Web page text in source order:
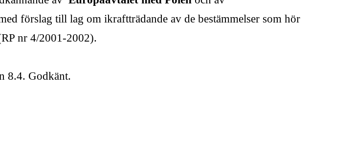
förslag till lag om ikraftträdande av de bestämmelser som hör
nr 4/2001-2002).
8.4. Godkänt.